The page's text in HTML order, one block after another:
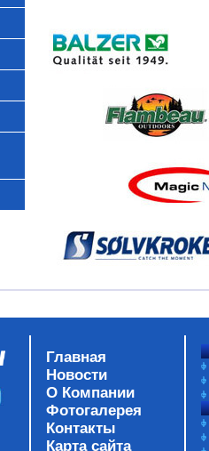
Главная
Новости
О Компании
Фотогалерея
Контакты
Карта сайта